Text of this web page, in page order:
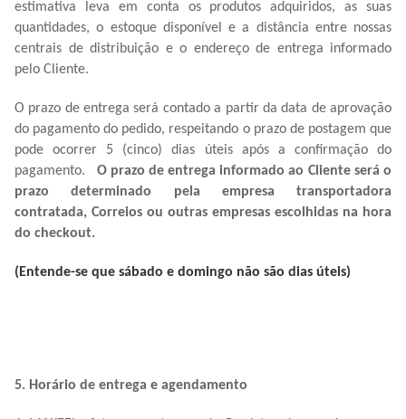
estimativa leva em conta os produtos adquiridos, as suas
quantidades, o estoque disponível e a distância entre nossas
centrais de distribuição e o endereço de entrega informado
pelo Cliente.
O prazo de entrega será contado a partir da data de aprovação
do pagamento do pedido, respeitando o prazo de postagem que
pode ocorrer 5 (cinco) dias úteis após a confirmação do
pagamento.
O prazo de entrega informado ao Cliente será o
prazo determinado pela empresa transportadora
contratada, Correios ou outras empresas escolhidas na hora
do checkout.
(Entende-se que sábado e domingo não são dias úteis)
5. Horário de entrega e agendamento